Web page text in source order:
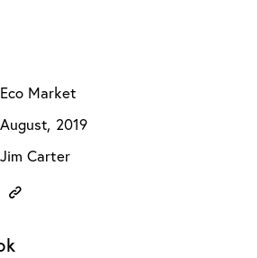
Eco Market
August, 2019
Jim Carter